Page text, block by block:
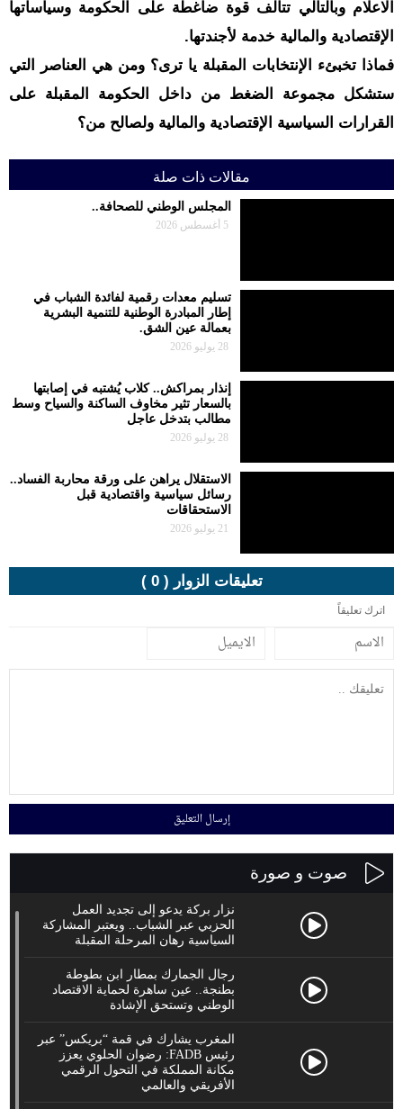
الاعلام وبالتالي تتألف قوة ضاغطة على الحكومة وسياساتها
الإقتصادية والمالية خدمة لأجندتها.
فماذا تخبئء الإنتخابات المقبلة يا ترى؟ ومن هي العناصر التي
ستشكل مجموعة الضغط من داخل الحكومة المقبلة على
القرارات السياسية الإقتصادية والمالية ولصالح من؟
مقالات ذات صلة
المجلس الوطني للصحافة..
5 أغسطس 2026
تسليم معدات رقمية لفائدة الشباب في
إطار المبادرة الوطنية للتنمية البشرية
بعمالة عين الشق.
28 يوليو 2026
إنذار بمراكش.. كلاب يُشتبه في إصابتها
بالسعار تثير مخاوف الساكنة والسياح وسط
مطالب بتدخل عاجل
28 يوليو 2026
الاستقلال يراهن على ورقة محاربة الفساد..
رسائل سياسية واقتصادية قبل
الاستحقاقات
تعليقات الزوار ( 0 )
اترك تعليقاً
صوت و صورة
نزار بركة يدعو إلى تجديد العمل
الحزبي عبر الشباب.. ويعتبر المشاركة
السياسية رهان المرحلة المقبلة
رجال الجمارك بمطار ابن بطوطة
بطنجة.. عين ساهرة لحماية الاقتصاد
الوطني وتستحق الإشادة
المغرب يشارك في قمة “بريكس” عبر
رئيس FADB: رضوان الحلوي يعزز
مكانة المملكة في التحول الرقمي
الأفريقي والعالمي